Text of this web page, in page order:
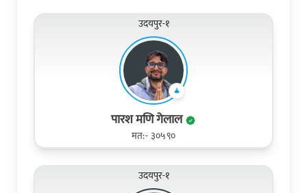
उदयपुर-१
पारश मणि गेलाल
मत:- ३०५९०
उदयपुर-१